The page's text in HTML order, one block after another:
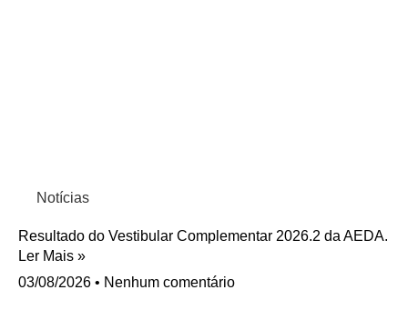
Notícias
Resultado do Vestibular Complementar 2026.2 da AEDA.
Ler Mais »
03/08/2026
Nenhum comentário